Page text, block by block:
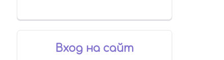
Вход на сайт